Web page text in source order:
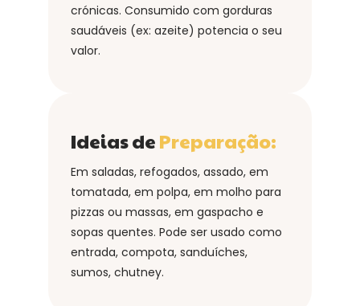
crónicas. Consumido com gorduras
saudáveis (ex: azeite) potencia o seu
valor.
Ideias dePreparação:
Em saladas, refogados, assado, em
tomatada, em polpa, em molho para
pizzas ou massas, em gaspacho e
sopas quentes. Pode ser usado como
entrada, compota, sanduíches,
sumos, chutney.